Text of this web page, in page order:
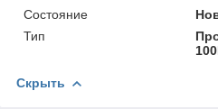
Состояние
Тип
Скрыть